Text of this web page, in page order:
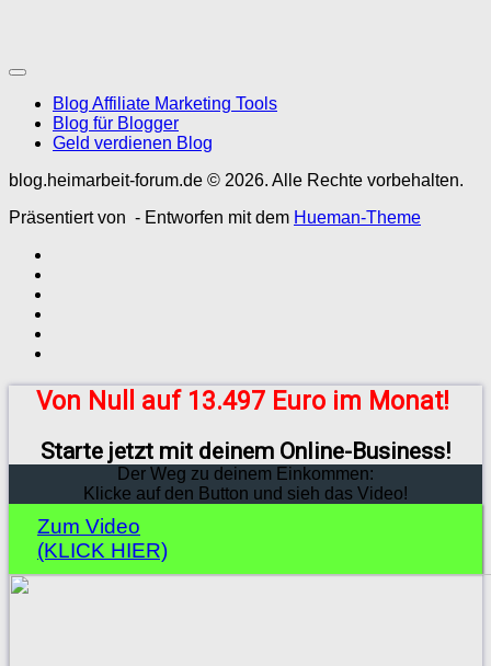
Blog Affiliate Marketing Tools
Blog für Blogger
Geld verdienen Blog
blog.heimarbeit-forum.de © 2026. Alle Rechte vorbehalten.
Präsentiert von - Entworfen mit dem Hueman-Theme
Von Null auf 13.497 Euro im Monat!
Starte jetzt mit deinem Online-Business!
Der Weg zu deinem Einkommen:
Klicke auf den Button und sieh das Video!
Zum Video
(KLICK HIER)